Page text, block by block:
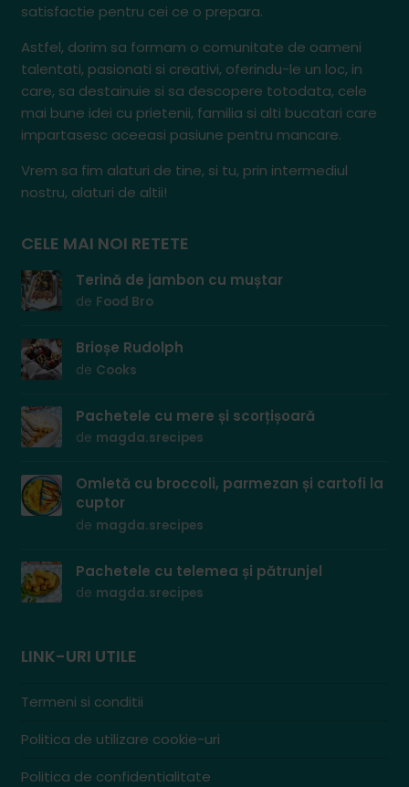
satisfactie pentru cei ce o prepara.
Astfel, dorim sa formam o comunitate de oameni
talentati, pasionati si creativi, oferindu-le un loc, in
care, sa destainuie si sa descopere totodata, cele
mai bune idei cu prietenii, familia si alti bucatari care
impartasesc aceeasi pasiune pentru mancare.
Vrem sa fim alaturi de tine, si tu, prin intermediul
nostru, alaturi de altii!
CELE MAI NOI RETETE
Terină de jambon cu muștar
de Food Bro
Brioșe Rudolph
de Cooks
Pachetele cu mere și scorțișoară
de magda.srecipes
Omletă cu broccoli, parmezan și cartofi la
cuptor
de magda.srecipes
Pachetele cu telemea și pătrunjel
de magda.srecipes
LINK-URI UTILE
Termeni si conditii
Politica de utilizare cookie-uri
Politica de confidentialitate